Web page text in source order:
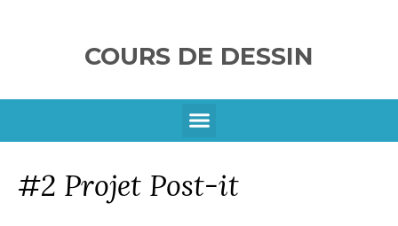
COURS DE DESSIN
#2 Projet Post-it